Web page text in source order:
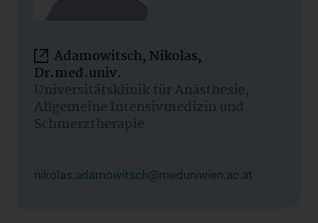
Adamowitsch, Nikolas,
Dr.med.univ.
Universitätsklinik für Anästhesie,
Allgemeine Intensivmedizin und
Schmerztherapie
nikolas.adamowitsch@meduniwien.ac.at